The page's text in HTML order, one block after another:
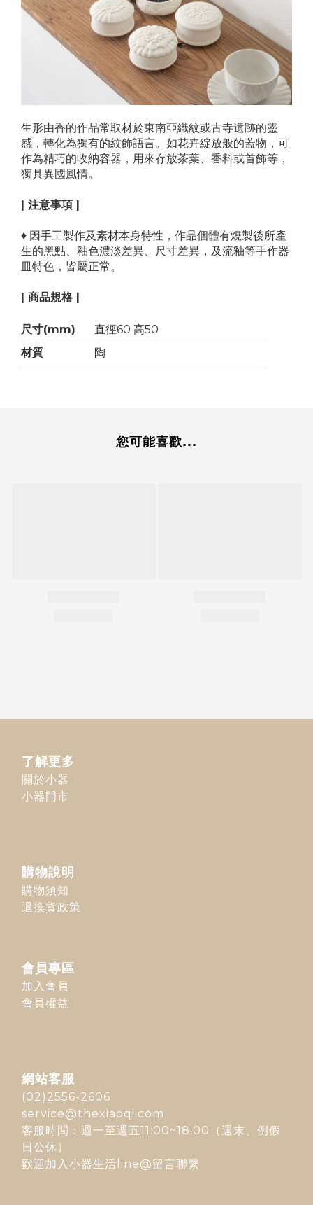
生形由香的作品常取材於東南亞織紋或古寺遺跡的靈
感，轉化為獨有的紋飾語言。如花卉綻放般的蓋物，可
作為精巧的收納容器，用來存放茶葉、香料或首飾等，
獨具異國風情。
| 注意事項 |
♦ 因手工製作及素材本身特性，作品個體有燒製後所產
生的黑點、釉色濃淡差異、尺寸差異，及流釉等手作器
皿特色，皆屬正常。
| 商品規格 |
尺寸(mm)
直徑60 高50
材質
陶
您可能喜歡...
了解更多
關於小器
小器門市
購物說明
購物須知
退換貨政策
會員專區
加入會員
會員權益
網站客服
(02)2556-2606
service@thexiaoqi.com
客服時間：週一至週五11:00~18:00（週末、例假
日公休）
歡迎加入 小器生活line@留言聯繫